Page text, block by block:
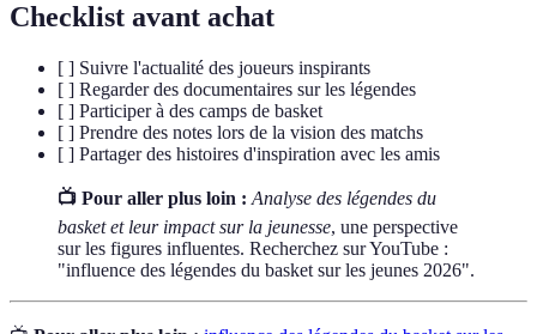
Checklist avant achat
[ ] Suivre l'actualité des joueurs inspirants
[ ] Regarder des documentaires sur les légendes
[ ] Participer à des camps de basket
[ ] Prendre des notes lors de la vision des matchs
[ ] Partager des histoires d'inspiration avec les amis
📺 Pour aller plus loin : Analyse des légendes du
basket et leur impact sur la jeunesse, une perspective
sur les figures influentes. Recherchez sur YouTube :
"influence des légendes du basket sur les jeunes 2026".